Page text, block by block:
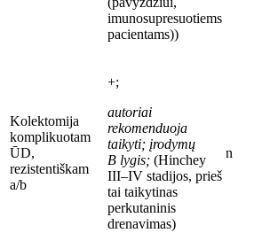
imunosupresuotiems
pacientams))
Kolektomija
komplikuotam
ŪD,
rezistentiškam
a/b
+;
autoriai
rekomenduoja
taikyti; įrodymų
B lygis; (Hinchey
III–IV stadijos, prieš
tai taikytinas
perkutaninis
drenavimas)
n